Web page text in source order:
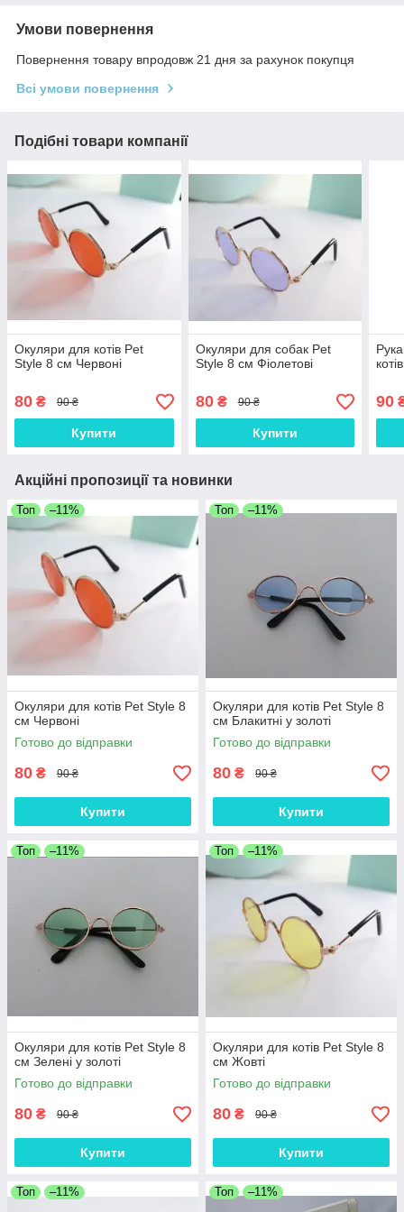
Умови повернення
Повернення товару впродовж 21 дня за рахунок покупця
Всі умови повернення
Подібні товари компанії
Окуляри для котів Pet
Style 8 см Червоні
80 ₴ 90 ₴
Купити
Окуляри для собак Pet
Style 8 см Фіолетові
80₴ 90 ₴
Купити
90
Акційні пропозиції та новинки
Топ –11%
Окуляри для котів Pet Style 8
см Червоні
Готово до відправки
80 ₴ 90 ₴
Купити
Топ –11%
Окуляри для котів Pet Style 8
см Блакитні у золоті
Готово до відправки
80 ₴ 90 ₴
Купити
Топ –11%
Окуляри для котів Pet Style 8
см Зелені у золоті
Готово до відправки
80 ₴ 90 ₴
Купити
Топ –11%
Окуляри для котів Pet Style 8
см Жовті
Готово до відправки
80 ₴ 90 ₴
Купити
Топ –11% Топ –11%